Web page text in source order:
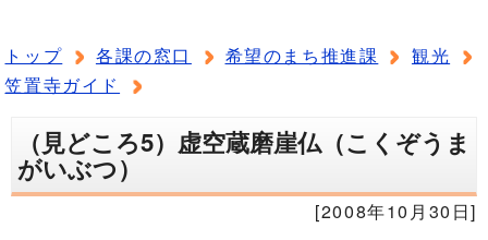
トップ 各課の窓口 希望のまち推進課
観光
笠置寺ガイド
（見どころ5）虚空蔵磨崖仏（こくぞうま
がいぶつ）
[2008年10月30日]